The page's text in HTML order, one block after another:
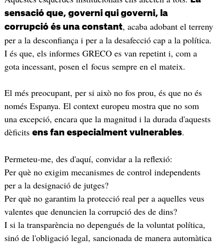
sensació que, governi qui governi, la
corrupció és una constant, acaba adobant el terreny
per a la desconfiança i per a la desafecció cap a la política.
I és que, els informes GRECO es van repetint i, com a
gota incessant, posen el focus sempre en el mateix.
El més preocupant, per si això no fos prou, és que no és
només Espanya. El context europeu mostra que no som
una excepció, encara que la magnitud i la durada d'aquests
dèficits ens fan especialment vulnerables.
Permeteu-me, des d'aquí, convidar a la reflexió:
Per què no exigim mecanismes de control independents
per a la designació de jutges?
Per què no garantim la protecció real per a aquelles veus
valentes que denuncien la corrupció des de dins?
I si la transparència no depengués de la voluntat política,
sinó de l'obligació legal, sancionada de manera automàtica